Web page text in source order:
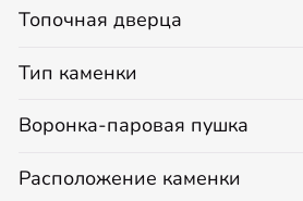
Расположение каменки
Тип каменки
Воронка-паровая пушка
Топочная дверца